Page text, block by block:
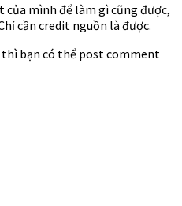
mình để làm gì cũng được,
cần credit nguồn là được.
bạn có thể post comment